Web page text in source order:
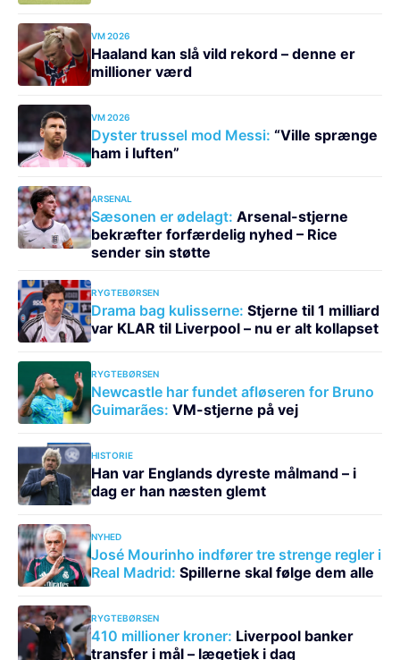
VM 2026
Haaland kan slå vild rekord – denne er
millioner værd
VM 2026
Dyster trussel mod Messi: “Ville sprænge
ham i luften”
ARSENAL
Sæsonen er ødelagt: Arsenal-stjerne
bekræfter forfærdelig nyhed – Rice
sender sin støtte
RYGTEBØRSEN
Drama bag kulisserne: Stjerne til 1 milliard
var KLAR til Liverpool – nu er alt kollapset
RYGTEBØRSEN
Newcastle har fundet afløseren for Bruno
Guimarães: VM-stjerne på vej
HISTORIE
Han var Englands dyreste målmand – i
dag er han næsten glemt
NYHED
José Mourinho indfører tre strenge regler i
Real Madrid: Spillerne skal følge dem alle
RYGTEBØRSEN
410 millioner kroner: Liverpool banker
transfer i mål – lægetjek i dag